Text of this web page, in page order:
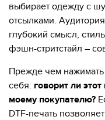
выбирает одежду с
отсылками.
глубокий смысл,
фэшн-стритстайл –
Прежде чем нажимать
себя: говорит ли
моему покупателю?
DTF-печать